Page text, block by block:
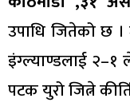
उपाधि जितेको छ ।
इंग्ल्याण्डलाई २–१
पटक युरो जित्ने